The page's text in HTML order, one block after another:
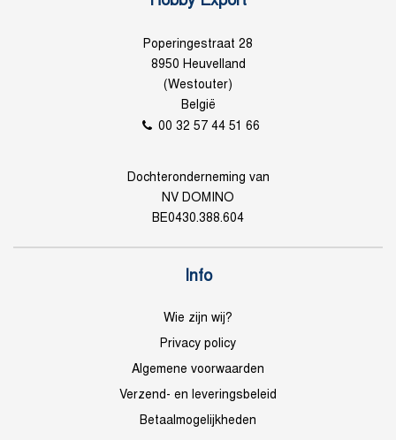
Poperingestraat 28
8950 Heuvelland
(Westouter)
België
00 32 57 44 51 66
Dochteronderneming van
NV DOMINO
BE0430.388.604
Info
Wie zijn wij?
Privacy policy
Algemene voorwaarden
Verzend- en leveringsbeleid
Betaalmogelijkheden